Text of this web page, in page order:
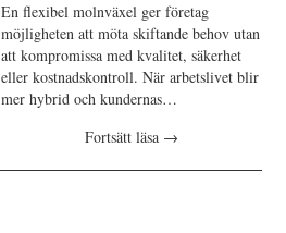
En flexibel molnväxel ger företag
möjligheten att möta skiftande behov utan
att kompromissa med kvalitet, säkerhet
eller kostnadskontroll. När arbetslivet blir
mer hybrid och kundernas…
Fortsätt läsa →